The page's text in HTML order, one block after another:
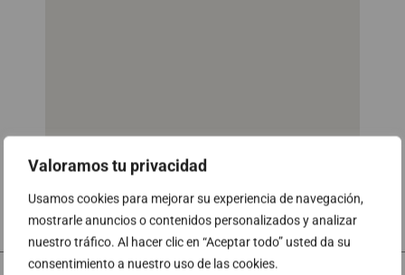
Valoramos tu privacidad
Usamos cookies para mejorar su experiencia de navegación,
mostrarle anuncios o contenidos personalizados y analizar
nuestro tráfico. Al hacer clic en “Aceptar todo” usted da su
consentimiento a nuestro uso de las cookies.